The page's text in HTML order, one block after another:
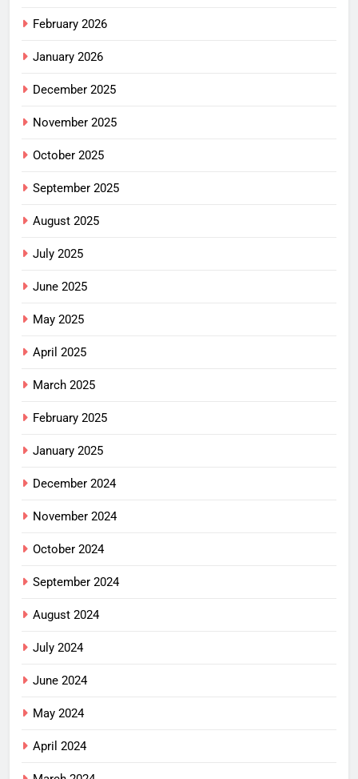
February 2026
January 2026
December 2025
November 2025
October 2025
September 2025
August 2025
July 2025
June 2025
May 2025
April 2025
March 2025
February 2025
January 2025
December 2024
November 2024
October 2024
September 2024
August 2024
July 2024
June 2024
May 2024
April 2024